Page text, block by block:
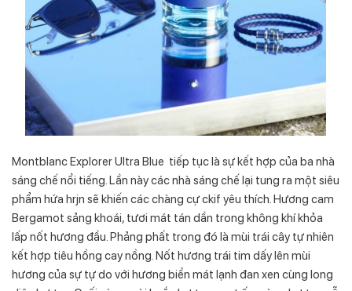
Montblanc Explorer Ultra Blue tiếp tục là sự kết hợp của ba nhà
sáng chế nổi tiếng. Lần này các nhà sáng chế lại tung ra một siêu
phẩm hứa hrjn sẽ khiến các chàng cự ckif yêu thích. Hương cam
Bergamot sảng khoái, tươi mát tán dần trong không khí khỏa
lấp nốt hương đầu. Phảng phất trong đó là mùi trái cây tự nhiên
kết hợp tiêu hồng cay nồng. Nốt hương trái tim dấy lên mùi
hương của sự tự do với hương biển mát lạnh đan xen cùng long